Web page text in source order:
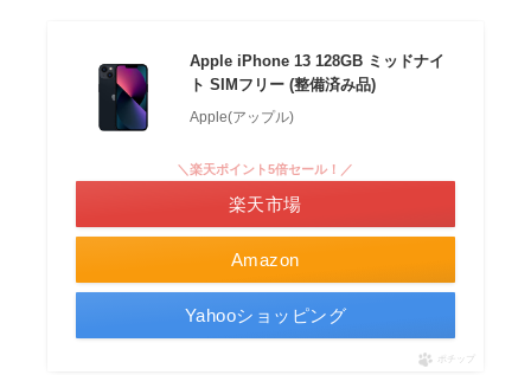
Apple iPhone 13 128GB ミッドナイ
ト SIMフリー (整備済み品)
Apple(アップル)
Amazon
＼楽天ポイント5倍セール！／
楽天市場
Yahooショッピング
ポチップ